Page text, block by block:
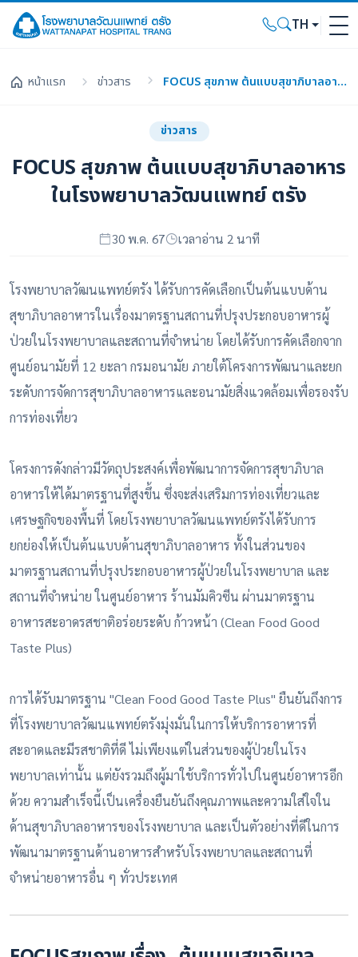
TH
หน้าแรก ข่าวสาร FOCUS สุขภาพ ต้นแบบสุขาภิบาลอาหารในโรงพยาบาลวัฒนแพทย์ ตรัง
ข่าวสาร
FOCUS สุขภาพ ต้นแบบสุขาภิบาลอาหาร
ในโรงพยาบาลวัฒนแพทย์ ตรัง
30 พ.ค. 67 เวลาอ่าน 2 นาที
โรงพยาบาลวัฒนแพทย์ตรัง ได้รับการคัดเลือกเป็นต้นแบบด้าน
สุขาภิบาลอาหารในเรื่องมาตรฐานสถานที่ปรุงประกอบอาหารผู้
ป่วยในโรงพยาบาลและสถานที่จำหน่าย โดยได้รับการคัดเลือกจาก
ศูนย์อนามัยที่ 12 ยะลา กรมอนามัย ภายใต้โครงการพัฒนาและยก
ระดับการจัดการสุขาภิบาลอาหารและอนามัยสิ่งแวดล้อมเพื่อรองรับ
การท่องเที่ยว
โครงการดังกล่าวมีวัตถุประสงค์เพื่อพัฒนาการจัดการสุขาภิบาล
อาหารให้ได้มาตรฐานที่สูงขึ้น ซึ่งจะส่งเสริมการท่องเที่ยวและ
เศรษฐกิจของพื้นที่ โดยโรงพยาบาลวัฒนแพทย์ตรังได้รับการ
ยกย่องให้เป็นต้นแบบด้านสุขาภิบาลอาหาร ทั้งในส่วนของ
มาตรฐานสถานที่ปรุงประกอบอาหารผู้ป่วยในโรงพยาบาล และ
สถานที่จำหน่าย ในศูนย์อาหาร ร้านมัมคิวซีน ผ่านมาตรฐาน
อาหารสะอาดรสชาติอร่อยระดับ ก้าวหน้า (Clean Food Good
Taste Plus)
การได้รับมาตรฐาน "Clean Food Good Taste Plus" ยืนยันถึงการ
ที่โรงพยาบาลวัฒนแพทย์ตรังมุ่งมั่นในการให้บริการอาหารที่
สะอาดและมีรสชาติที่ดี ไม่เพียงแต่ในส่วนของผู้ป่วยในโรง
พยาบาลเท่านั้น แต่ยังรวมถึงผู้มาใช้บริการทั่วไปในศูนย์อาหารอีก
ด้วย ความสำเร็จนี้เป็นเครื่องยืนยันถึงคุณภาพและความใส่ใจใน
ด้านสุขาภิบาลอาหารของโรงพยาบาล และเป็นตัวอย่างที่ดีในการ
พัฒนามาตรฐานด้านอาหารสำหรับโรงพยาบาลและสถานที่
จำหน่ายอาหารอื่น ๆ ทั่วประเทศ